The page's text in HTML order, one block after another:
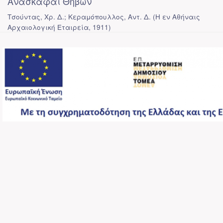
Τσούντας, Χρ. Δ.; Κεραμόπουλλος, Αντ. Δ. (Η εν Αθήναις
Αρχαιολογική Εταιρεία, 1911)